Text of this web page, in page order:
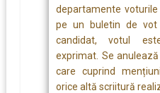
departamente
pe un buletin de
candidat, votul
exprimat. Se
care cuprind
orice altă scriitură